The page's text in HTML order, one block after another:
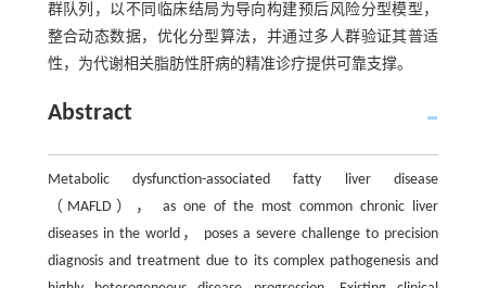
群队列，以不同临床结局为导向构建预后风险分型模型，
整合动态数据，优化分型算法，并通过多人群验证其普适
性，为代谢相关脂肪性肝病的精准诊疗提供可靠支撑。
Abstract
Metabolic dysfunction-associated fatty liver disease
（MAFLD）， as one of the most common chronic liver
diseases in the world， poses a severe challenge to precision
diagnosis and treatment due to its complex pathogenesis and